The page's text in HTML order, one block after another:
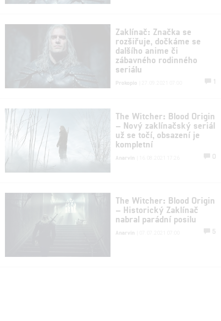
Zaklínač: Značka se
rozšiřuje, dočkáme se
dalšího anime či
zábavného rodinného
seriálu
Prokopio 1
The Witcher: Blood Origin
– Nový zaklínačský seriál
už se točí, obsazení je
kompletní
Anarvin 0
The Witcher: Blood Origin
– Historický Zaklínač
nabral parádní posilu
Anarvin 5